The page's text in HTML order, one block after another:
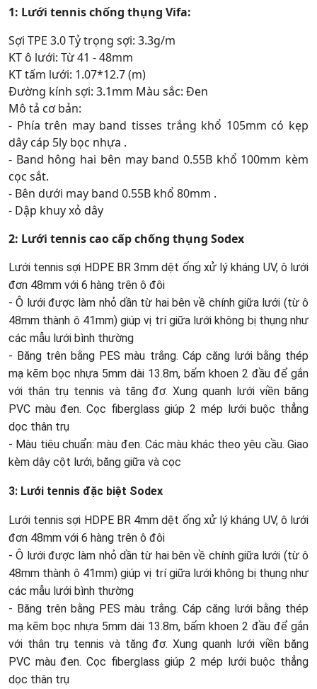
1: Lưới tennis chống thụng Vifa:
Sợi TPE 3.0 Tỷ trọng sợi: 3.3g/m
KT ô lưới: Từ 41 - 48mm
KT tấm lưới: 1.07*12.7 (m)
Đường kính sợi: 3.1mm Màu sắc: Đen
Mô tả cơ bản:
- Phía trên may band tisses trắng khổ 105mm có kẹp
dây cáp 5ly bọc nhựa .
- Band hông hai bên may band 0.55B khổ 100mm kèm
cọc sắt.
- Bên dưới may band 0.55B khổ 80mm .
- Dập khuy xỏ dây
2: Lưới tennis cao cấp chống thụng Sodex
Lưới tennis sợi HDPE BR 3mm dệt ống xử lý kháng UV, ô lưới
đơn 48mm với 6 hàng trên ô đôi
- Ô lưới được làm nhỏ dần từ hai bên về chính giữa lưới (từ ô
48mm thành ô 41mm) giúp vị trí giữa lưới không bị thụng như
các mẫu lưới bình thường
- Băng trên bằng PES màu trắng. Cáp căng lưới bằng thép
mạ kẽm bọc nhựa 5mm dài 13.8m, bấm khoen 2 đầu để gắn
với thân trụ tennis và tăng đơ. Xung quanh lưới viền băng
PVC màu đen. Cọc fiberglass giúp 2 mép lưới buộc thẳng
dọc thân trụ
- Màu tiêu chuẩn: màu đen. Các màu khác theo yêu cầu. Giao
kèm dây cột lưới, băng giữa và cọc
3: Lưới tennis đặc biệt Sodex
Lưới tennis sợi HDPE BR 4mm dệt ống xử lý kháng UV, ô lưới
đơn 48mm với 6 hàng trên ô đôi
- Ô lưới được làm nhỏ dần từ hai bên về chính giữa lưới (từ ô
48mm thành ô 41mm) giúp vị trí giữa lưới không bị thụng như
các mẫu lưới bình thường
- Băng trên bằng PES màu trắng. Cáp căng lưới bằng thép
mạ kẽm bọc nhựa 5mm dài 13.8m, bấm khoen 2 đầu để gắn
với thân trụ tennis và tăng đơ. Xung quanh lưới viền băng
PVC màu đen. Cọc fiberglass giúp 2 mép lưới buộc thẳng
dọc thân trụ